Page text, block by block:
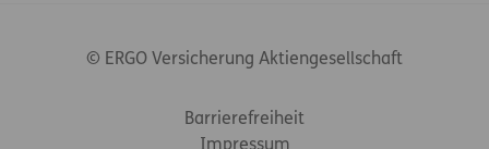
© ERGO Versicherung Aktiengesellschaft
Barrierefreiheit